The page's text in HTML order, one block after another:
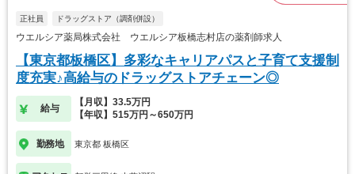
正社員 ドラッグストア（調剤併設）
ウエルシア薬局株式会社 ウエルシア板橋志村店の薬剤師求人
【東京都板橋区】多彩なキャリアパスと子育て支援制
度充実♪高給与のドラッグストアチェーン◎
給与
【月収】33.5万円
【年収】515万円～650万円
勤務地 東京都 板橋区